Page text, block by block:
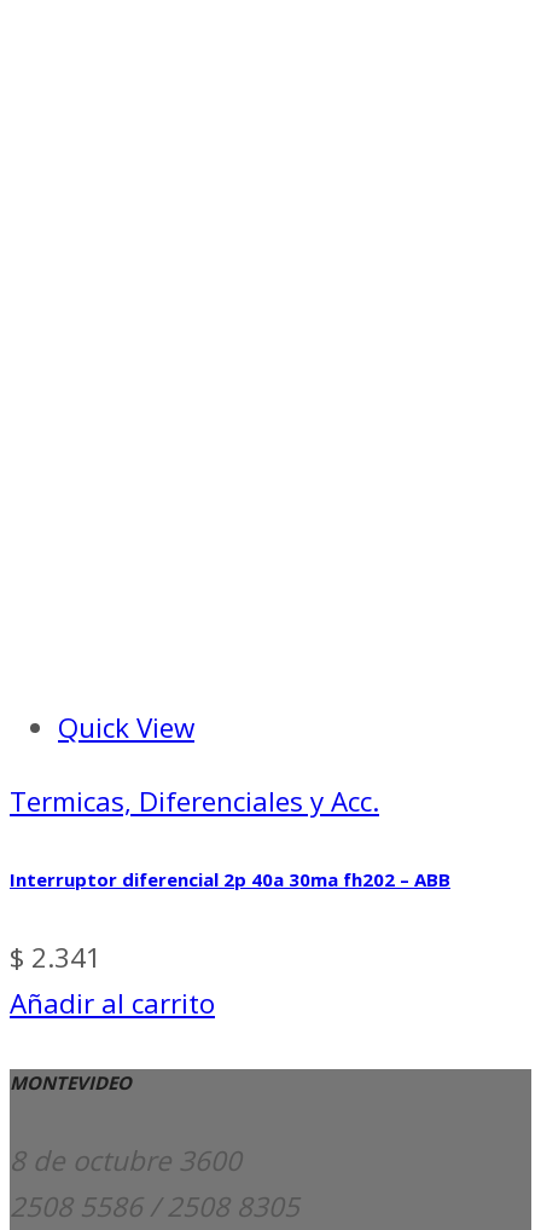
Quick View
Termicas, Diferenciales y Acc.
Interruptor diferencial 2p 40a 30ma fh202 – ABB
$ 2.341
Añadir al carrito
MONTEVIDEO
8 de octubre 3600
2508 5586 / 2508 8305